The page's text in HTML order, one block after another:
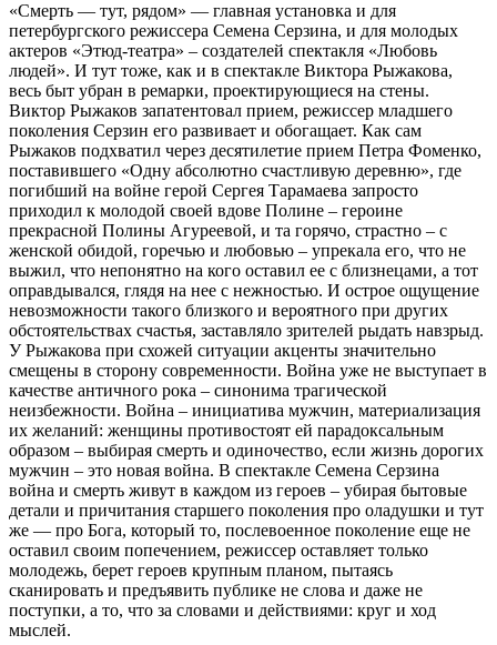
«Смерть — тут, рядом» — главная установка и для
петербургского режиссера Семена Серзина, и для молодых
актеров «Этюд-театра» – создателей спектакля «Любовь
людей». И тут тоже, как и в спектакле Виктора Рыжакова,
весь быт убран в ремарки, проектирующиеся на стены.
Виктор Рыжаков запатентовал прием, режиссер младшего
поколения Серзин его развивает и обогащает. Как сам
Рыжаков подхватил через десятилетие прием Петра Фоменко,
поставившего «Одну абсолютно счастливую деревню», где
погибший на войне герой Сергея Тарамаева запросто
приходил к молодой своей вдове Полине – героине
прекрасной Полины Агуреевой, и та горячо, страстно – с
женской обидой, горечью и любовью – упрекала его, что не
выжил, что непонятно на кого оставил ее с близнецами, а тот
оправдывался, глядя на нее с нежностью. И острое ощущение
невозможности такого близкого и вероятного при других
обстоятельствах счастья, заставляло зрителей рыдать навзрыд.
У Рыжакова при схожей ситуации акценты значительно
смещены в сторону современности. Война уже не выступает в
качестве античного рока – синонима трагической
неизбежности. Война – инициатива мужчин, материализация
их желаний: женщины противостоят ей парадоксальным
образом – выбирая смерть и одиночество, если жизнь дорогих
мужчин – это новая война. В спектакле Семена Серзина
война и смерть живут в каждом из героев – убирая бытовые
детали и причитания старшего поколения про оладушки и тут
же — про Бога, который то, послевоенное поколение еще не
оставил своим попечением, режиссер оставляет только
молодежь, берет героев крупным планом, пытаясь
сканировать и предъявить публике не слова и даже не
поступки, а то, что за словами и действиями: круг и ход
мыслей.